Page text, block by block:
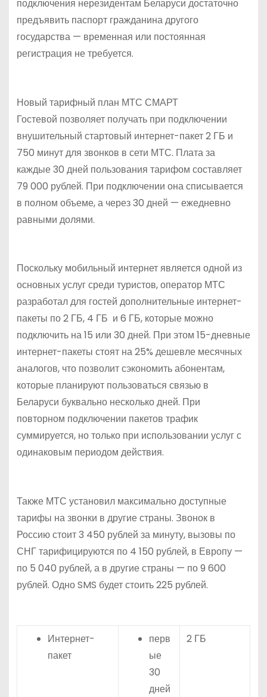
подключения нерезидентам Беларуси достаточно
предъявить паспорт гражданина другого
государства — временная или постоянная
регистрация не требуется.
Новый тарифный план МТС СМАРТ
Гостевой позволяет получать при подключении
внушительный стартовый интернет-пакет 2 ГБ и
750 минут для звонков в сети МТС. Плата за
каждые 30 дней пользования тарифом составляет
79 000 рублей. При подключении она списывается
в полном объеме, а через 30 дней — ежедневно
равными долями.
Поскольку мобильный интернет является одной из
основных услуг среди туристов, оператор МТС
разработал для гостей дополнительные интернет-
пакеты по 2 ГБ, 4 ГБ и 6 ГБ, которые можно
подключить на 15 или 30 дней. При этом 15-дневные
интернет-пакеты стоят на 25% дешевле месячных
аналогов, что позволит сэкономить абонентам,
которые планируют пользоваться связью в
Беларуси буквально несколько дней. При
повторном подключении пакетов трафик
суммируется, но только при использовании услуг с
одинаковым периодом действия.
Также МТС установил максимально доступные
тарифы на звонки в другие страны. Звонок в
Россию стоит 3 450 рублей за минуту, вызовы по
СНГ тарифицируются по 4 150 рублей, в Европу —
по 5 040 рублей, а в другие страны — по 9 600
рублей. Одно SMS будет стоить 225 рублей.
Интернет-
пакет
перв
ые
30
дней
2 ГБ